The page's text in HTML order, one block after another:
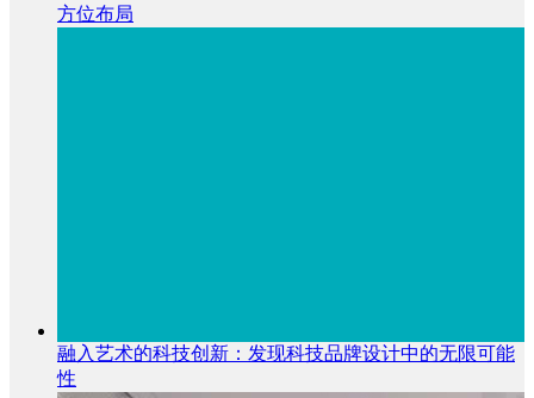
方位布局
融入艺术的科技创新：发现科技品牌设计中的无限可能
性